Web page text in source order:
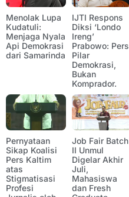
Menolak Lupa
Kudatuli:
Menjaga Nyala
Api Demokrasi
dari Samarinda
IJTI Respons
Diksi ‘Londo
Ireng’
Prabowo: Pers
Pilar
Demokrasi,
Bukan
Komprador.
Pernyataan
Sikap Koalisi
Pers Kaltim
atas
Stigmatisasi
Profesi
Job Fair Batch
II Unmul
Digelar Akhir
Juli,
Mahasiswa
dan Fresh